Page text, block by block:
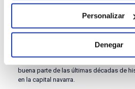
Personalizar
Denegar
documental, a través del Centro de
Investigación y Formación de la ACdP
del Centro de la ACdP de Pamplona entre
ya incorporada al Archivo General ACdP-
buena parte de las últimas décadas de
en la capital navarra.